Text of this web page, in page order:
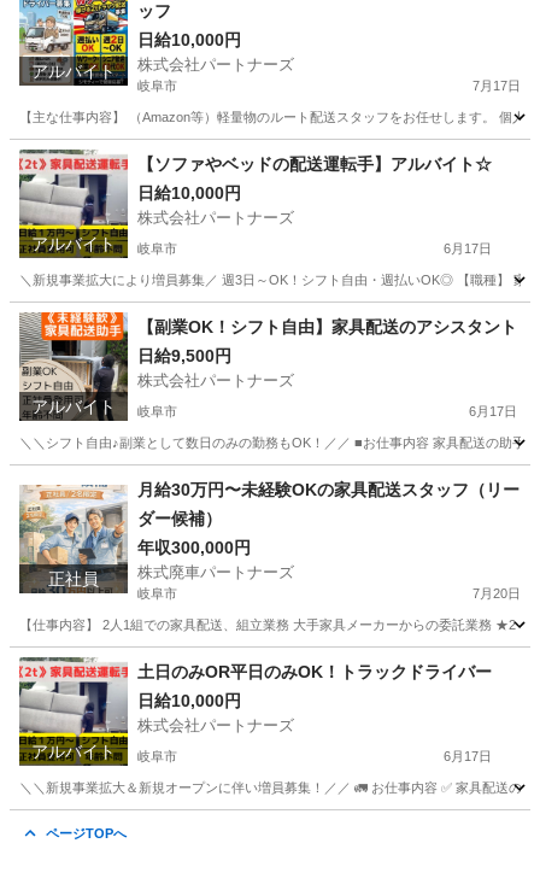
アルバイト
ッフ
日給10,000円
株式会社パートナーズ
岐阜市 7月17日
【主な仕事内容】 （Amazon等）軽量物のルート配送スタッフをお任せします。 個
岐阜 岐阜市 スタッフ
アルバイト
【ソファやベッドの配送運転手】アルバイト☆
日給10,000円
株式会社パートナーズ
岐阜市 6月17日
＼新規事業拡大により増員募集／ 週3日～OK！シフト自由・週払いOK◎ 【職種】
岐阜 岐阜市 配送 岐阜 各務原市 配送
トラック運転手
アルバイト
【副業OK！シフト自由】家具配送のアシスタント
日給9,500円
株式会社パートナーズ
岐阜市 6月17日
＼＼シフト自由♪副業として数日のみの勤務もOK！／／ ■お仕事内容 家具配送の助手
配送 岐阜 各務原市 配送 給料
正社員
月給30万円〜未経験OKの家具配送スタッフ（リー
ダー候補）
年収300,000円
株式廃車パートナーズ
岐阜市 7月20日
【仕事内容】 2人1組での家具配送、組立業務 大手家具メーカーからの委託業務 ★2
岐阜 岐阜市 配送 未経験
アルバイト
土日のみOR平日のみOK！トラックドライバー
日給10,000円
株式会社パートナーズ
岐阜市 6月17日
＼＼新規事業拡大＆新規オープンに伴い増員募集！／／ 🚛 お仕事内容 ✅ 家具配送の
ページTOPへ